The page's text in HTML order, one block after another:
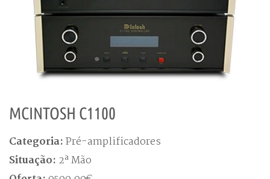
MCINTOSH C1100
Categoria: Pré-amplificadores
Situação: 2ª Mão